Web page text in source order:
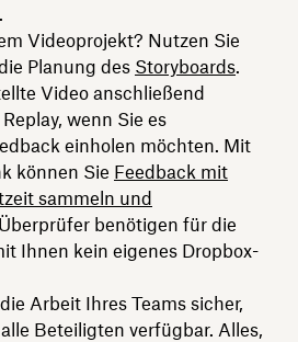
Videoprojekt? Nutzen Sie
Planung des Storyboards.
Video anschließend
wenn Sie es
einholen möchten. Mit
können Sie Feedback mit
sammeln und
benötigen für die
Ihnen kein eigenes Dropbox-
Arbeit Ihres Teams sicher,
Beteiligten verfügbar. Alles,